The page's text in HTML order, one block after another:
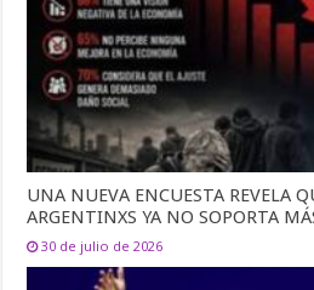
UNA NUEVA ENCUESTA REVELA
ARGENTINXS YA NO SOPORTA
30 de julio de 2026